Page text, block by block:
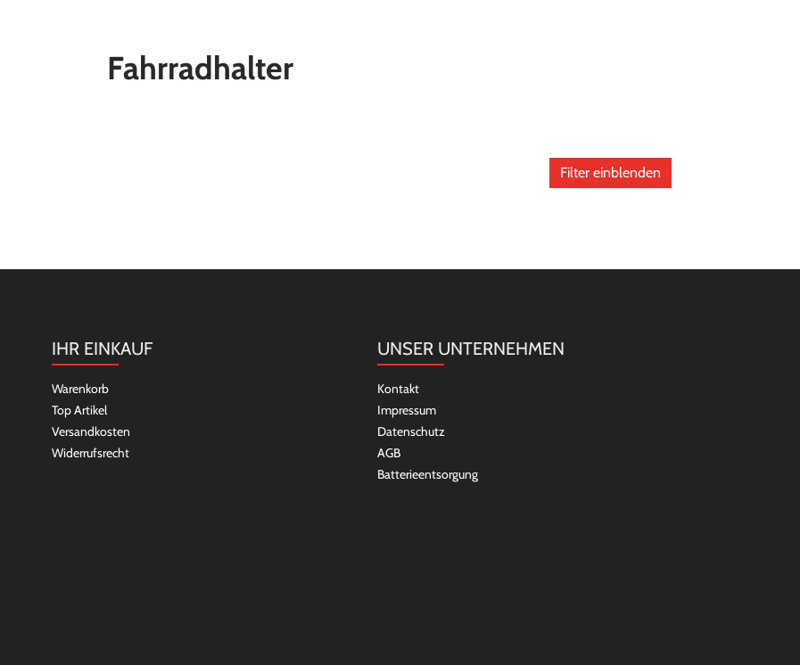
Fahrradhalter
Filter einblenden
IHR EINKAUF
Warenkorb
Top Artikel
Versandkosten
Widerrufsrecht
UNSER UNTERNEHMEN
Kontakt
Impressum
Datenschutz
AGB
Batterieentsorgung